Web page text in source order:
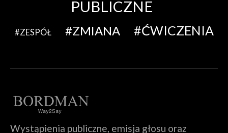
PUBLICZNE
ZESPÓŁ ZMIANA ĆWICZENIA
Wystąpienia publiczne, emisja głosu oraz